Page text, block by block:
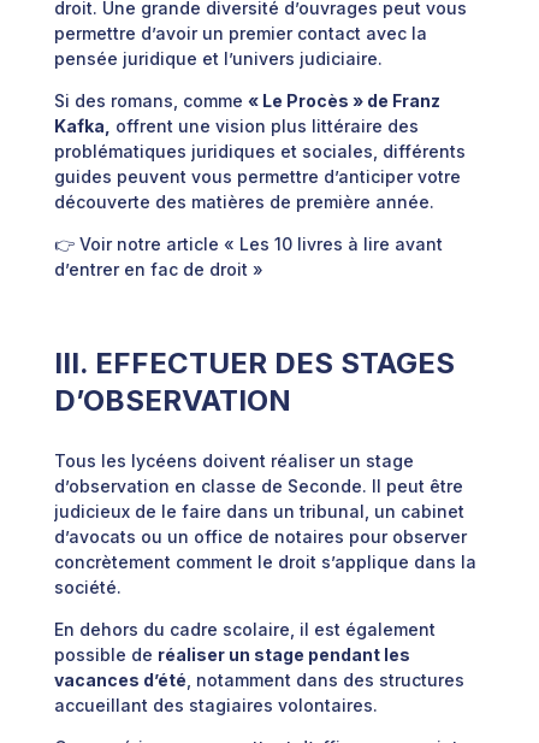
droit. Une grande diversité d’ouvrages peut vous
permettre d’avoir un premier contact avec la
pensée juridique et l’univers judiciaire.
Si des romans, comme « Le Procès » de Franz
Kafka,
offrent une vision plus littéraire des
problématiques juridiques et sociales, différents
guides peuvent vous permettre d’anticiper votre
découverte des matières de première année.
👉 Voir notre article « Les 10 livres à lire avant
d’entrer en fac de droit »
III. EFFECTUER DES STAGES
D’OBSERVATION
Tous les lycéens doivent réaliser un stage
d’observation en classe de Seconde. Il peut être
judicieux de le faire dans un tribunal, un cabinet
d’avocats ou un office de notaires pour observer
concrètement comment le droit s’applique dans la
société.
En dehors du cadre scolaire, il est également
possible de réaliser un stage pendant les
vacances d’été , notamment dans des structures
accueillant des stagiaires volontaires.